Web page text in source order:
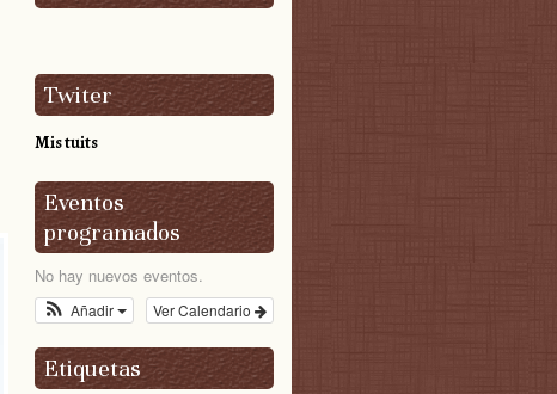
Twiter
Mis tuits
Eventos
programados
No hay nuevos eventos.
Ver Calendario
Añadir
Etiquetas